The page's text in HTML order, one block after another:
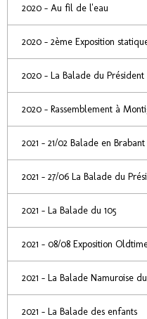
2020 - Au fil de l'eau
2020 - 2ème Exposition
2020 - La Balade du Président
2020 - Rassemblement à
2021 - 21/02 Balade en
2021 - 27/06 La Balade du
2021 - La Balade du 105
2021 - 08/08 Exposition
2021 - La Balade Namuroise
2021 - La Balade des enfants